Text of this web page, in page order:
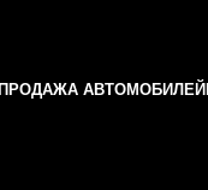
ПРОДАЖА АВТОМОБИЛЕЙ